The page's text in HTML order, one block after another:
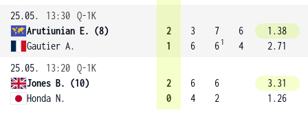
25.05.
13:30 Q-1K
Arutiunian E. (8)
Gautier A.
2
1
3
6
7
6 1
6
4
1.38
2.71
25.05.
13:20 Q-1K
Jones B. (10)
Honda N.
2
0
6
4
6
2
3.31
1.26